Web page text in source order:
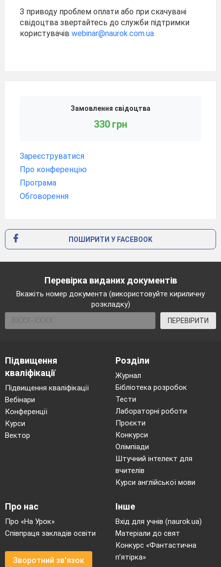
З приводу проблем оплати або при скачувані
свідоцтва звертайтесь до служби підтримки
користувачів webinar@naurok.com.ua
Замовлення свідоцтва
330 грн
Зареєструватися
Про конференцію
Програма
Обговорення
ПОШИРИТИ У FACEBOOK
Перевірка виданих документів
Вкажіть номер документа (використовуйте кириличну
розкладку)
ПЕРЕВІРИТИ
Підвищення
кваліфікації
Підвищення кваліфікації
Вебінари
Конференції
Курси
Вектор
Розділи
Журнал
Бібліотека розробок
Тести
Лабораторні роботи
Проєкти
Конкурси
Олімпіади
Штучний інтелект для
вчителів
Курси англійської мови
Про нас
Про «На Урок»
Співпраця закладів освіти
Зворотний зв'язок
Інше
Вхід для учнів (naurok.ua)
Матеріали до свят
Конкурс «Фантастична
п’ятірка»